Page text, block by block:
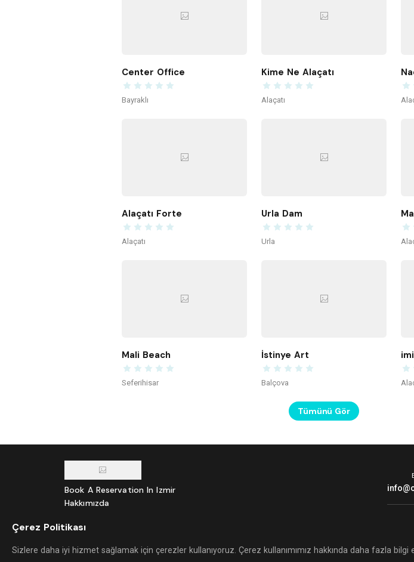
Center Office
Bayraklı
Kime Ne Alaçatı
Alaçatı
Alaçatı Forte
Alaçatı
Urla Dam
Urla
Mali Beach
Seferihisar
İstinye Art
Balçova
Tümünü Gör
Book A Reservation In Izmir
Hakkımızda
İzmir Hava Durumu
© Otuzbeslik 2026
Çerez Politikası
Sizlere daha iyi hizmet sağlamak için çerezler kullanıyoruz. Çerez kullanımımız hakkında daha fazla bilgi